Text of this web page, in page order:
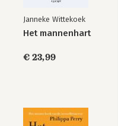
Janneke Wittekoek
Het mannenhart
€ 23,99